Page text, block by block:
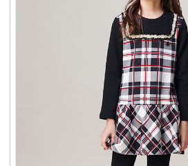
每筆NT$80，滿NT$2,000(含以上)免運費
每筆NT$80，滿NT$2,000(含以上)免運費